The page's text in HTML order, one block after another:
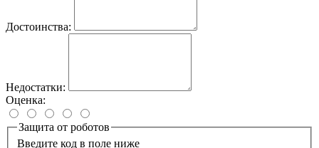
Достоинства:
Недостатки:
Оценка:
Защита от роботов
Введите код в поле ниже